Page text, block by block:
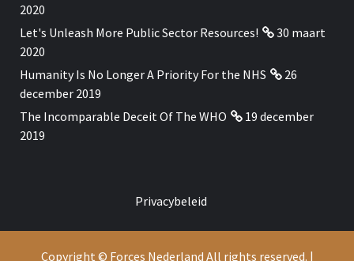
2020
Let's Unleash More Public Sector Resources!
30 maart
2020
Humanity Is No Longer A Priority For the NHS
26
december 2019
The Incomparable Deceit Of The WHO
19 december
2019
Privacybeleid
Copyright © Forces Nederland All rights reserved. |